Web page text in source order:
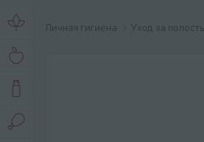
Личная гигиена Уход за